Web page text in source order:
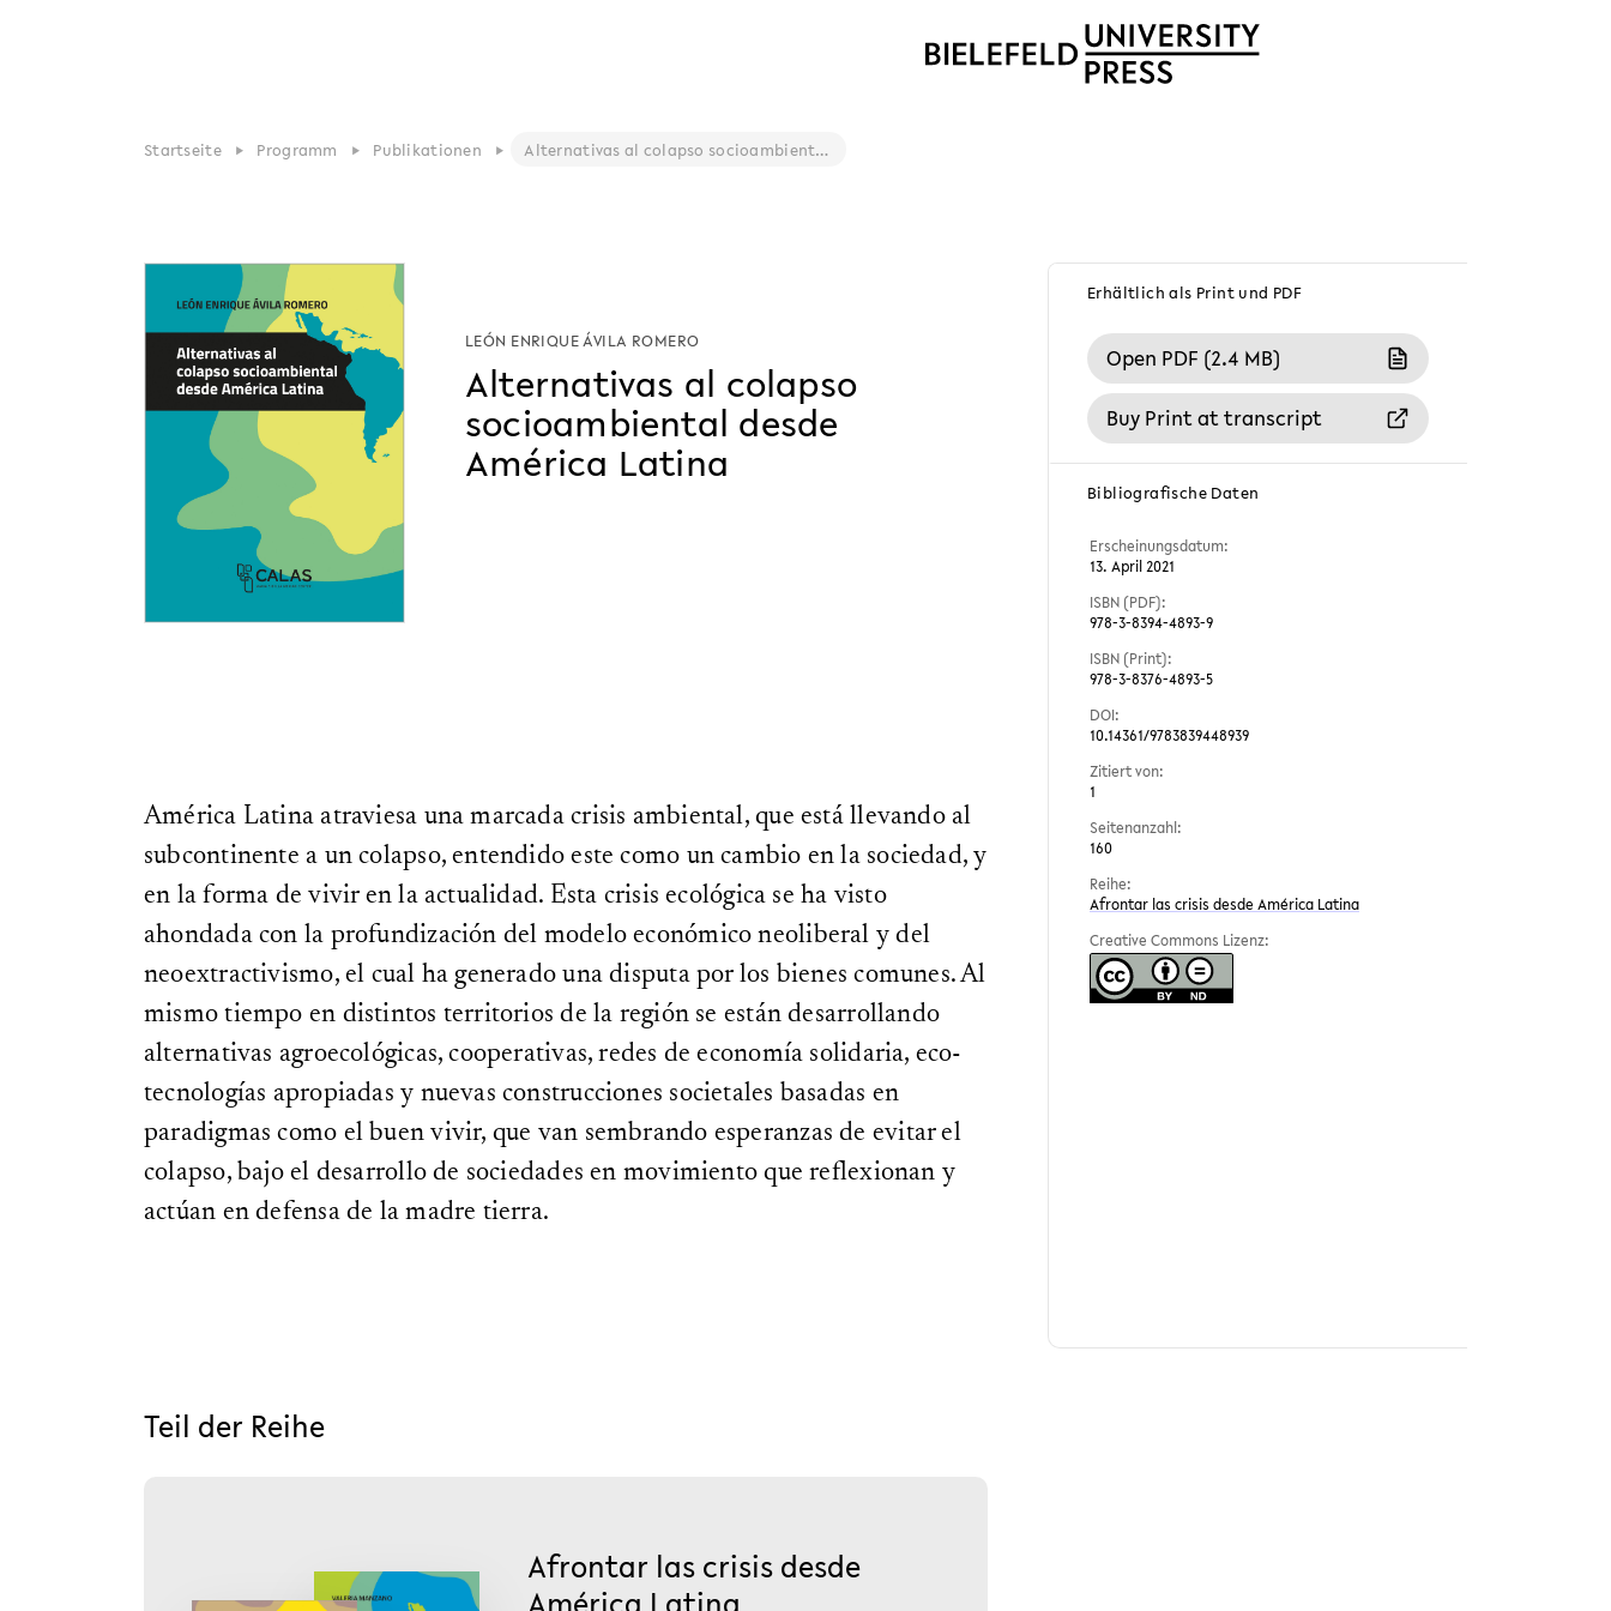
Startseite Programm Publikationen Alternativas al colapso socioambiental desde América Latina
LEÓN ENRIQUE ÁVILA ROMERO
Alternativas al colapso
socioambiental desde
América Latina
América Latina atraviesa una marcada crisis ambiental, que está llevando al
subcontinente a un colapso, entendido este como un cambio en la sociedad, y
en la forma de vivir en la actualidad. Esta crisis ecológica se ha visto
ahondada con la profundización del modelo económico neoliberal y del
neoextractivismo, el cual ha generado una disputa por los bienes comunes. Al
mismo tiempo en distintos territorios de la región se están desarrollando
alternativas agroecológicas, cooperativas, redes de economía solidaria, eco-
tecnologías apropiadas y nuevas construcciones societales basadas en
paradigmas como el buen vivir, que van sembrando esperanzas de evitar el
colapso, bajo el desarrollo de sociedades en movimiento que reflexionan y
actúan en defensa de la madre tierra.
Teil der Reihe
Afrontar las crisis desde
Erhältlich als Print und PDF
Open PDF (2.4 MB)
Buy Print at transcript
Bibliografische Daten
Erscheinungsdatum:
13. April 2021
ISBN (PDF):
978-3-8394-4893-9
ISBN (Print):
978-3-8376-4893-5
DOI:
10.14361/9783839448939
Zitiert von:
1
Seitenanzahl:
160
Reihe:
Afrontar las crisis desde América Latina
Creative Commons Lizenz: